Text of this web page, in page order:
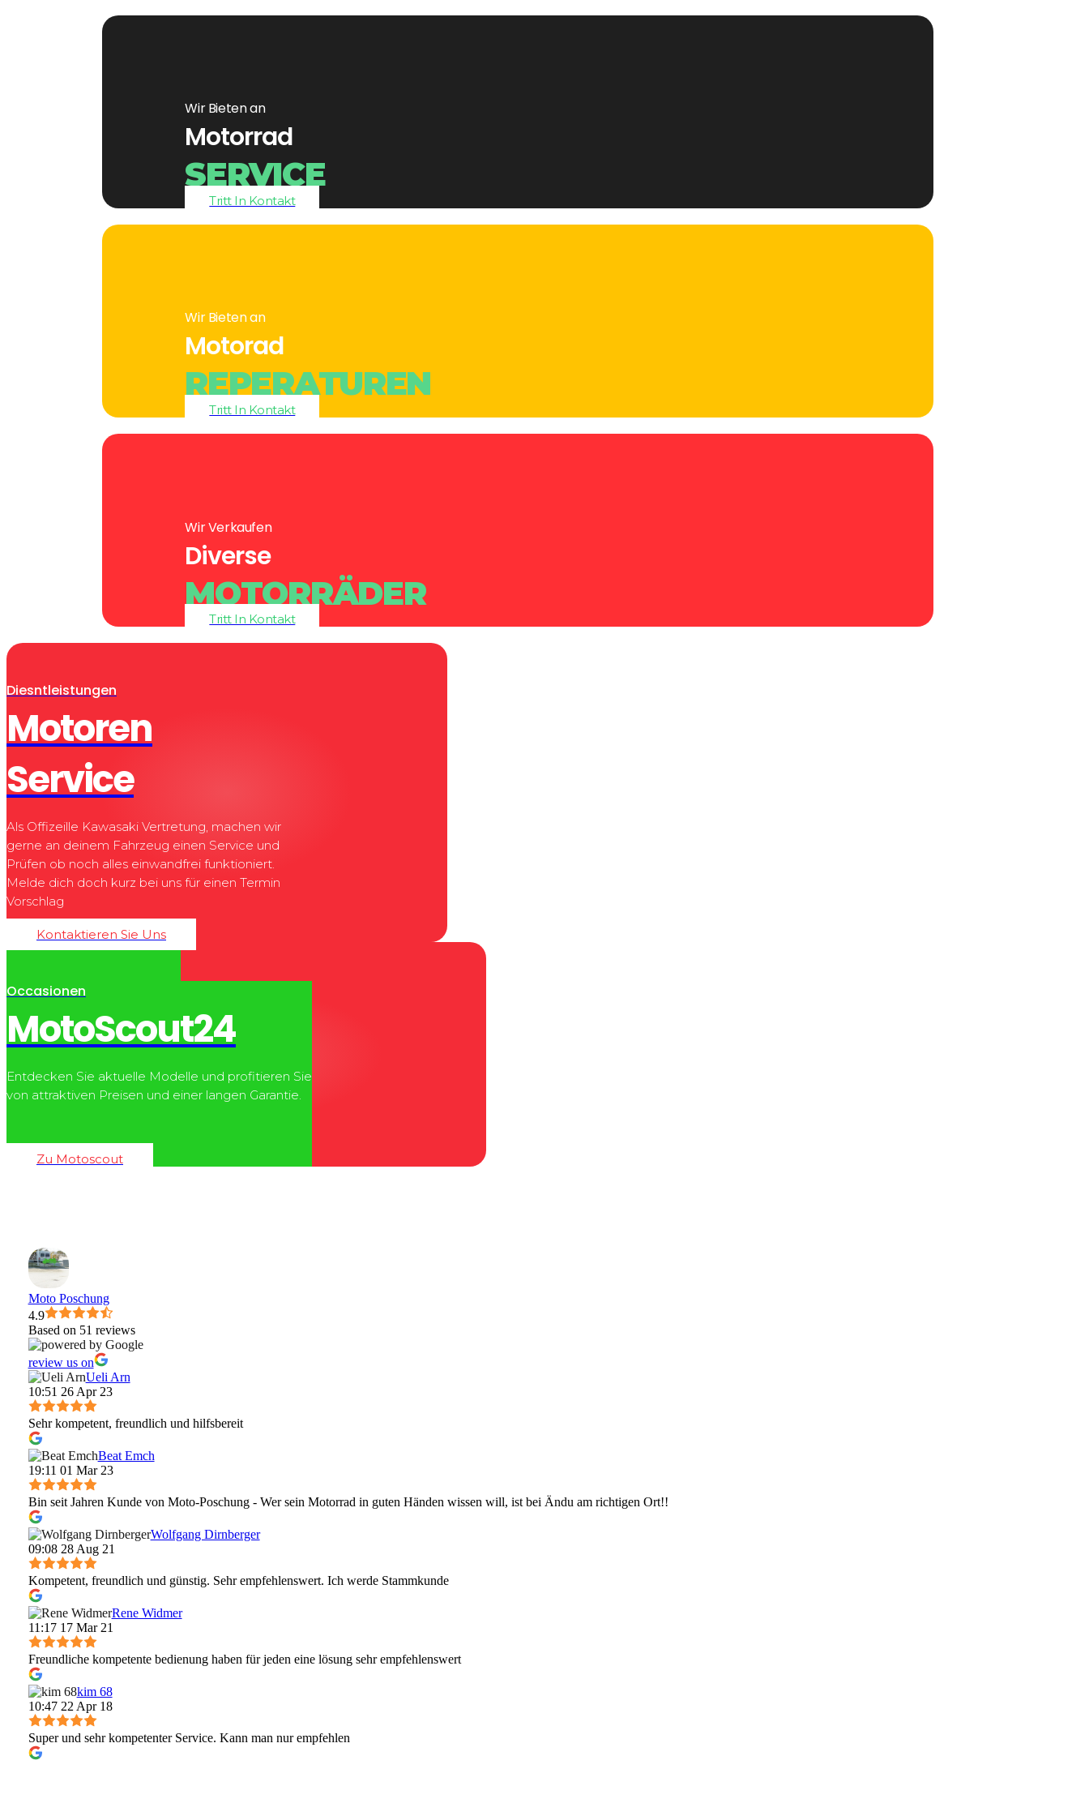
Wir Bieten an
Motorrad
SERVICE
Tritt In Kontakt
Wir Bieten an
Motorad
REPERATUREN
Tritt In Kontakt
Wir Verkaufen
Diverse
MOTORRÄDER
Tritt In Kontakt
Diesntleistungen
Motoren
Service
Als Offizeille Kawasaki Vertretung, machen wir
gerne an deinem Fahrzeug einen Service und
Prüfen ob noch alles einwandfrei funktioniert.
Melde dich doch kurz bei uns für einen Termin
Vorschlag
Kontaktieren Sie Uns
Occasionen
MotoScout24
Entdecken Sie aktuelle Modelle und profitieren Sie
von attraktiven Preisen und einer langen Garantie.
Zu Motoscout
Moto Poschung
4.9
Based on 51 reviews
review us on
Ueli Arn
10:51 26 Apr 23
Sehr kompetent, freundlich und hilfsbereit
Beat Emch
19:11 01 Mar 23
Bin seit Jahren Kunde von Moto-Poschung - Wer sein Motorrad in guten Händen wissen will, ist bei Ändu am richtigen Ort!!
Wolfgang Dirnberger
09:08 28 Aug 21
Kompetent, freundlich und günstig. Sehr empfehlenswert. Ich werde Stammkunde
Rene Widmer
11:17 17 Mar 21
Freundliche kompetente bedienung haben für jeden eine lösung sehr empfehlenswert
kim 68
10:47 22 Apr 18
Super und sehr kompetenter Service. Kann man nur empfehlen